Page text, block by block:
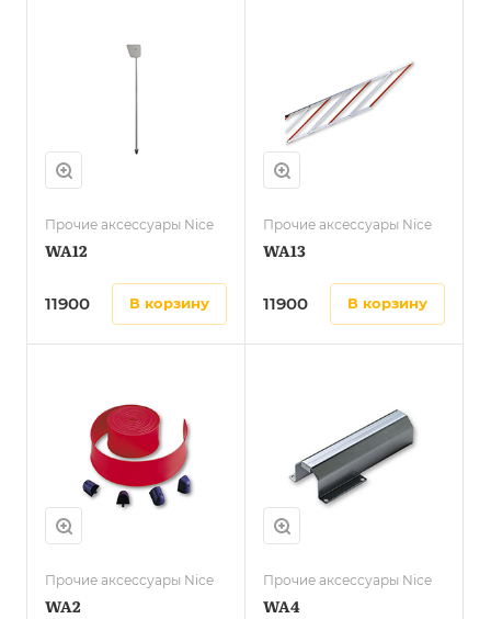
Прочие аксессуары Nice
WA12
11900 в корзину
Прочие аксессуары Nice
WA13
11900 в корзину
Прочие аксессуары Nice
WA2
Прочие аксессуары Nice
WA4